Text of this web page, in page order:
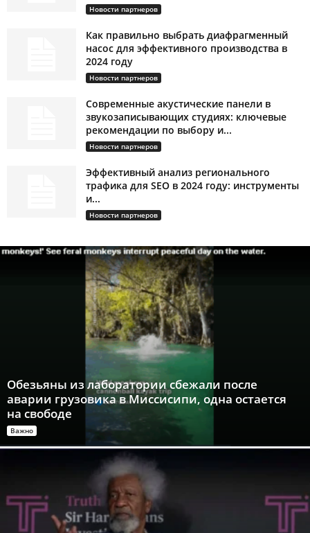
Новости партнеров
Как правильно выбрать диафрагменный
насос для эффективного производства в
2024 году
Новости партнеров
Современные акустические панели в
звукозаписывающих студиях: ключевые
рекомендации по выбору и...
Новости партнеров
Эффективный анализ регионального
трафика для SEO в 2024 году: инструменты
и...
Новости партнеров
Обезьяны из лаборатории сбежали после
аварии грузовика в Миссисипи, одна остается
на свободе
Важно